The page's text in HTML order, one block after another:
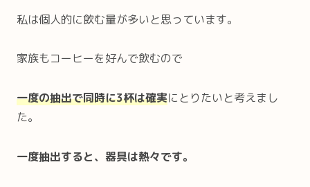
私は個人的に飲む量が多いと思っています。
家族もコーヒーを好んで飲むので
一度の抽出で同時に3杯は確実にとりたいと考えまし
た。
一度抽出すると、器具は熱々です。